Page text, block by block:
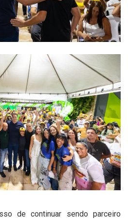
de continuar sendo parceiro